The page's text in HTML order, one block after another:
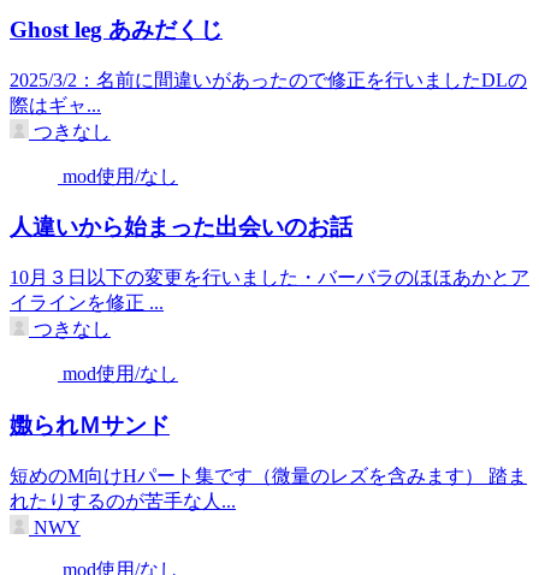
Ghost leg あみだくじ
2025/3/2：名前に間違いがあったので修正を行いましたDLの
際はギャ...
つきなし
mod使用/なし
人違いから始まった出会いのお話
10月３日以下の変更を行いました・バーバラのほほあかとア
イラインを修正 ...
つきなし
mod使用/なし
嫐られＭサンド
短めのM向けHパート集です（微量のレズを含みます） 踏ま
れたりするのが苦手な人...
NWY
mod使用/なし